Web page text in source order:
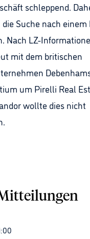
schleppend.
Suche nach
Nach LZ-
mit dem britischen
um Pirelli Real
wollte dies nicht